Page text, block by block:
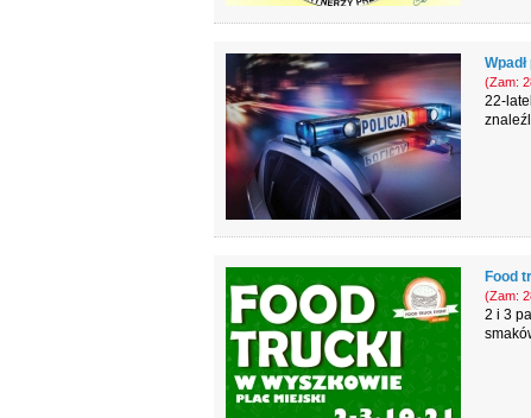
(Zam:
22-
Food
(Zam:
2 i 3